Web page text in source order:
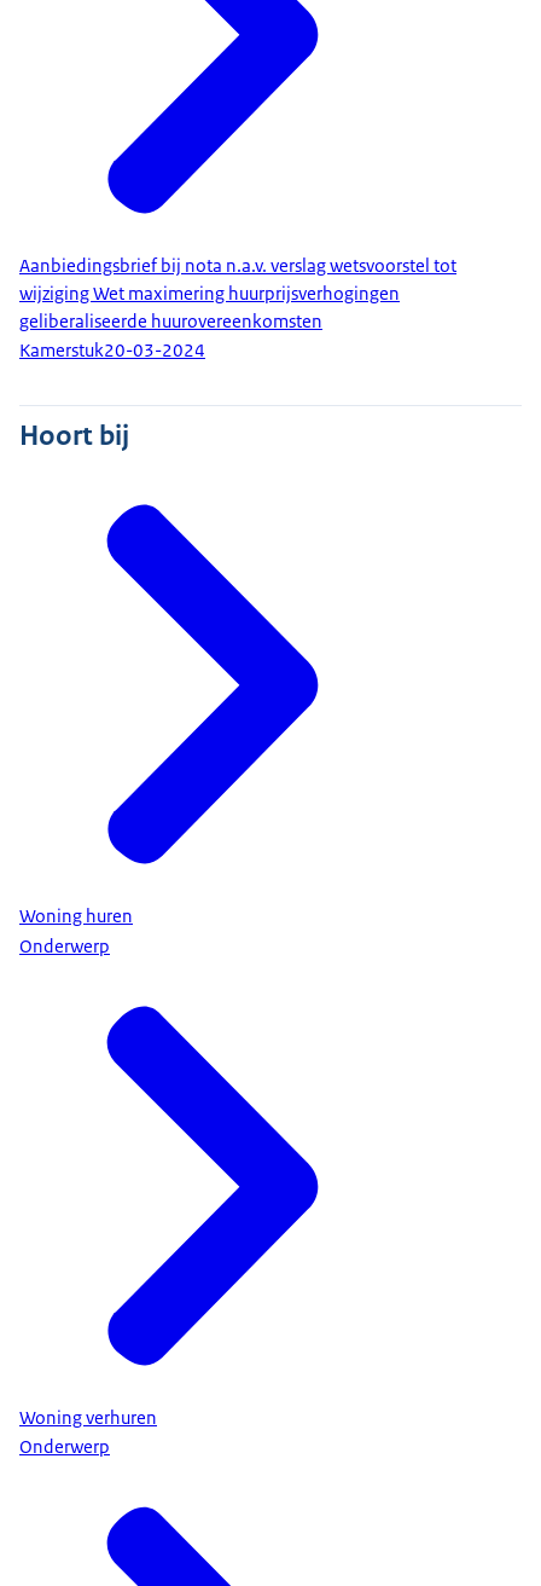
Aanbiedingsbrief bij nota n.a.v. verslag wetsvoorstel tot
wijziging Wet maximering huurprijsverhogingen
geliberaliseerde huurovereenkomsten
Kamerstuk20-03-2024
Hoort bij
Woning huren
Onderwerp
Woning verhuren
Onderwerp